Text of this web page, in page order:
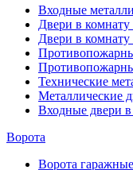
Входные
Двери в
Двери в комнату
Технические
Металлические
Входные двери
Ворота
Ворота